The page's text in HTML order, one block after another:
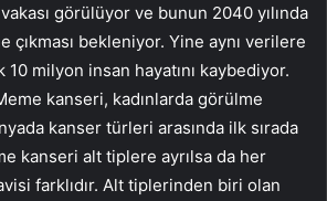
görülüyor ve bunun 2040 yılında
çıkması bekleniyor. Yine aynı verilere
10 milyon insan hayatını kaybediyor.
kanseri, kadınlarda görülme
kanser türleri arasında ilk sırada
kanseri alt tiplere ayrılsa da her
farklıdır. Alt tiplerinden biri olan